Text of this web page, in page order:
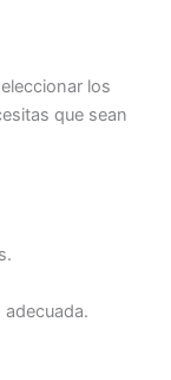
los
que sean